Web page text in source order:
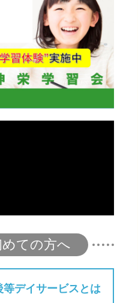
ての方へ
等デイサービスとは